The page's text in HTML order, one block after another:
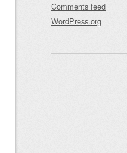
Comments feed
WordPress.org